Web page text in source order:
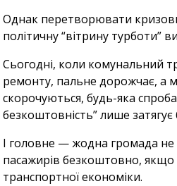
Однак перетворювати
політичну “вітрину турботи”
Сьогодні, коли комунальний
ремонту, пальне дорожчає, а
скорочуються, будь-яка спроба
безкоштовність” лише затягує
І головне — жодна громада
пасажирів безкоштовно, якщо
транспортної економіки.